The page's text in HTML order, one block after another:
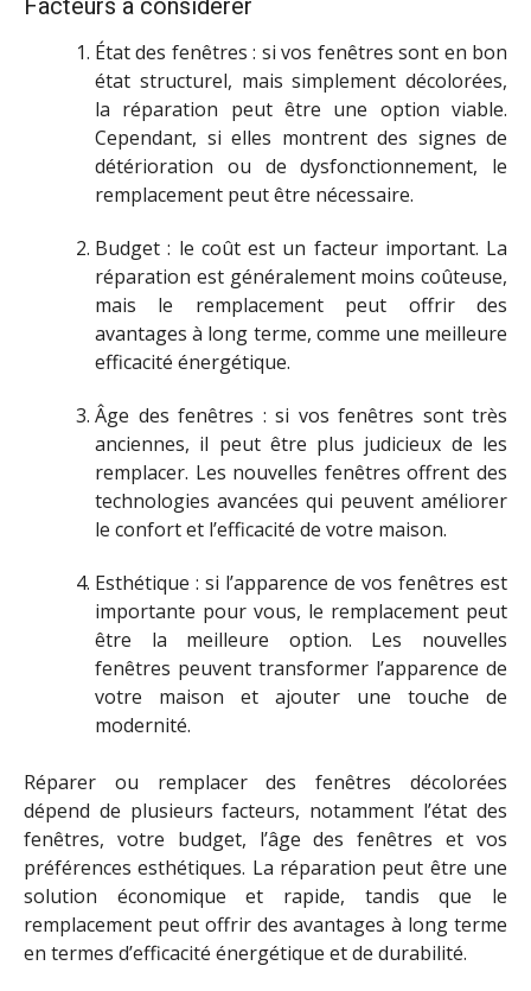
Facteurs à considérer
État des fenêtres : si vos fenêtres sont en bon
état structurel, mais simplement décolorées,
la réparation peut être une option viable.
Cependant, si elles montrent des signes de
détérioration ou de dysfonctionnement, le
remplacement peut être nécessaire.
Budget : le coût est un facteur important. La
réparation est généralement moins coûteuse,
mais le remplacement peut offrir des
avantages à long terme, comme une meilleure
efficacité énergétique.
Âge des fenêtres : si vos fenêtres sont très
anciennes, il peut être plus judicieux de les
remplacer. Les nouvelles fenêtres offrent des
technologies avancées qui peuvent améliorer
le confort et l’efficacité de votre maison.
Esthétique : si l’apparence de vos fenêtres est
importante pour vous, le remplacement peut
être la meilleure option. Les nouvelles
fenêtres peuvent transformer l’apparence de
votre maison et ajouter une touche de
modernité.
Réparer ou remplacer des fenêtres décolorées
dépend de plusieurs facteurs, notamment l’état des
fenêtres, votre budget, l’âge des fenêtres et vos
préférences esthétiques. La réparation peut être une
solution économique et rapide, tandis que le
remplacement peut offrir des avantages à long terme
en termes d’efficacité énergétique et de durabilité.